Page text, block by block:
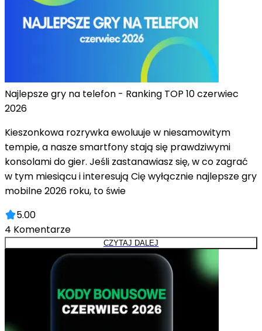
Najlepsze gry na telefon - Ranking TOP 10 czerwiec
2026
Kieszonkowa rozrywka ewoluuje w niesamowitym
tempie, a nasze smartfony stają się prawdziwymi
konsolami do gier. Jeśli zastanawiasz się, w co zagrać
w tym miesiącu i interesują Cię wyłącznie najlepsze gry
mobilne 2026 roku, to świe
5.00
4 Komentarze
CZYTAJ DALEJ